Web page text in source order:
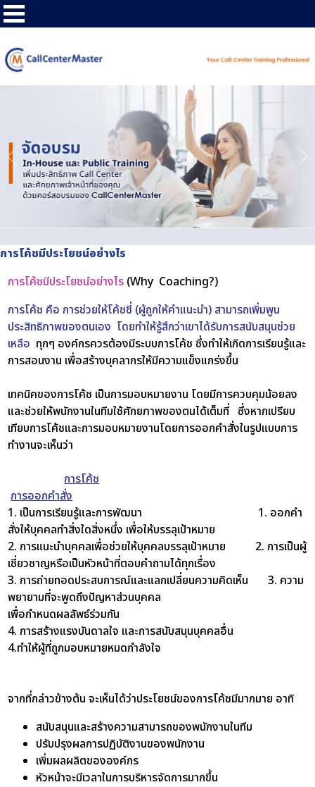
การโค้ชมีประโยชน์อย่างไร
การโค้ชมีประโยชน์อย่างไร (Why Coaching?)
การโค้ช คือ การช่วยให้โค้ชชี่ (ผู้ถูกให้คำแนะนำ) สามารถเพิ่มพูน
ประสิทธิภาพของตนเอง โดยทำให้รู้สึกว่าเขาได้รับการสนับสนุนช่วย
เหลือ ทุกๆ องค์กรควรต้องมีระบบการโค้ช ซึ่งทำให้เกิดการเรียนรู้และ
การสอนงาน เพื่อสร้างบุคลากรให้มีความแข็งแกร่งขึ้น
เทคนิคของการโค้ช เป็นการมอบหมายงาน โดยมีการควบคุมน้อยลง
และช่วยให้พนักงานในทีมใช้ศักยภาพของตนได้เต็มที่ ซึ่งหากเปรียบ
เทียบการโค้ชและการมอบหมายงานโดยการออกคำสั่งในรูปแบบการ
ทำงานจะเห็นว่า
การโค้ช
การออกคำสั่ง
1. เป็นการเรียนรู้และการพัฒนา
1. ออกคำ
สั่งให้บุคคลทำสิ่งใดสิ่งหนึ่ง เพื่อให้บรรลุเป้าหมาย
2. การแนะนำบุคคลเพื่อช่วยให้บุคคลบรรลุเป้าหมาย
2. การเป็นผู้
เชี่ยวชาญหรือเป็นหัวหน้าที่ตอบคำถามได้ทุกเรื่อง
3. การถ่ายทอดประสบการณ์และแลกเปลี่ยนความคิดเห็น 3. ความ
พยายามที่จะพูดถึงปัญหาส่วนบุคคล
เพื่อกำหนดผลลัพธ์ร่วมกัน
4. การสร้างแรงบันดาลใจ และการสนับสนุนบุคคลอื่น
4.ทำให้ผู้ที่ถูกมอบหมายหมดกำลังใจ
จากที่กล่าวข้างต้น จะเห็นได้ว่าประโยชน์ของการโค้ชมีมากมาย อาทิ
สนับสนุนและสร้างความสามารถของพนักงานในทีม
ปรับปรุงผลการปฏิบัติงานของพนักงาน
เพิ่มผลผลิตขององค์กร
หัวหน้าจะมีเวลาในการบริหารจัดการมากขึ้น